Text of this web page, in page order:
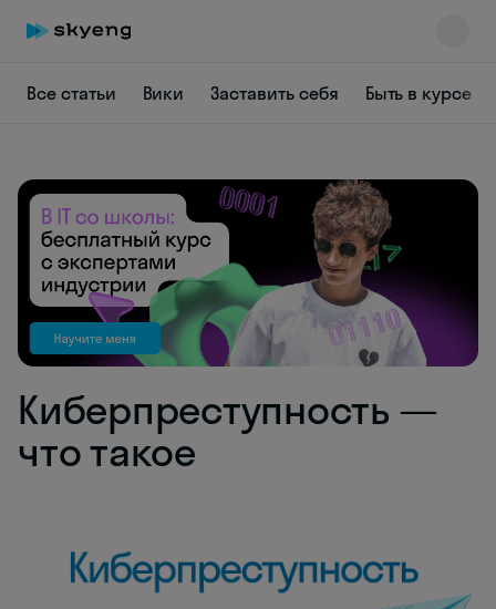
Все статьи Вики Заставить себя Быть в курсе
Киберпреступность —
что такое
Skyeng Chat
online